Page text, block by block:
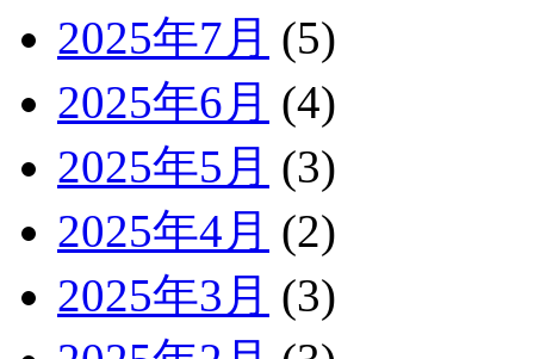
2025年7月 (5)
2025年6月 (4)
2025年5月 (3)
2025年4月 (2)
2025年3月 (3)